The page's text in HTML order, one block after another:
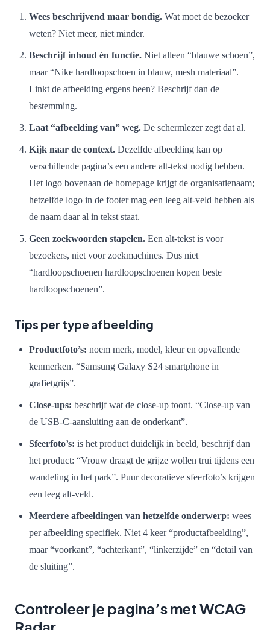
Wees beschrijvend maar bondig. Wat moet de bezoeker
weten? Niet meer, niet minder.
Beschrijf inhoud én functie. Niet alleen “blauwe schoen”,
maar “Nike hardloopschoen in blauw, mesh materiaal”.
Linkt de afbeelding ergens heen? Beschrijf dan de
bestemming.
Laat “afbeelding van” weg. De schermlezer zegt dat al.
Kijk naar de context. Dezelfde afbeelding kan op
verschillende pagina’s een andere alt-tekst nodig hebben.
Het logo bovenaan de homepage krijgt de organisatienaam;
hetzelfde logo in de footer mag een leeg alt-veld hebben als
de naam daar al in tekst staat.
Geen zoekwoorden stapelen. Een alt-tekst is voor
bezoekers, niet voor zoekmachines. Dus niet
“hardloopschoenen hardloopschoenen kopen beste
hardloopschoenen”.
Tips per type afbeelding
Productfoto’s: noem merk, model, kleur en opvallende
kenmerken. “Samsung Galaxy S24 smartphone in
grafietgrijs”.
Close-ups: beschrijf wat de close-up toont. “Close-up van
de USB-C-aansluiting aan de onderkant”.
Sfeerfoto’s: is het product duidelijk in beeld, beschrijf dan
het product: “Vrouw draagt de grijze wollen trui tijdens een
wandeling in het park”. Puur decoratieve sfeerfoto’s krijgen
een leeg alt-veld.
Meerdere afbeeldingen van hetzelfde onderwerp: wees
per afbeelding specifiek. Niet 4 keer “productafbeelding”,
maar “voorkant”, “achterkant”, “linkerzijde” en “detail van
de sluiting”.
Controleer je pagina’s met WCAG